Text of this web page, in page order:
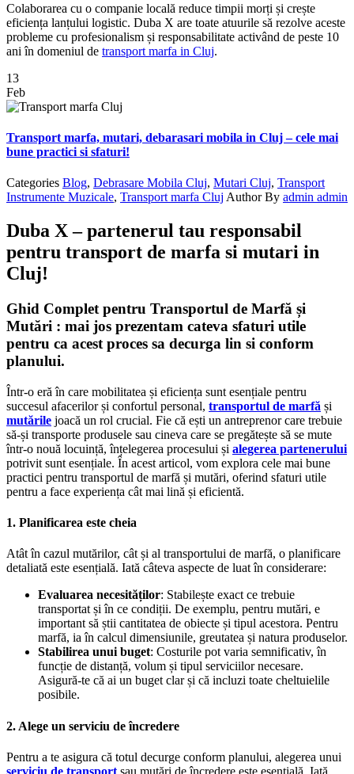
Colaborarea cu o companie locală reduce timpii morți și crește
eficiența lanțului logistic. Duba X are toate atuurile să rezolve aceste
probleme cu profesionalism și responsabilitate activând de peste 10
ani în domeniul de transport marfa in Cluj.
13
Feb
Transport marfa, mutari, debarasari mobila in Cluj – cele mai
bune practici si sfaturi!
Categories Blog, Debrasare Mobila Cluj, Mutari Cluj, Transport
Instrumente Muzicale, Transport marfa Cluj AuthorBy admin admin
Duba X – partenerul tau responsabil
pentru transport de marfa si mutari in
Cluj!
Ghid Complet pentru Transportul de Marfă și
Mutări : mai jos prezentam cateva sfaturi utile
pentru ca acest proces sa decurga lin si conform
planului.
Într-o eră în care mobilitatea și eficiența sunt esențiale pentru
succesul afacerilor și confortul personal, transportul de marfă și
mutările joacă un rol crucial. Fie că ești un antreprenor care trebuie
să-și transporte produsele sau cineva care se pregătește să se mute
într-o nouă locuință, înțelegerea procesului și alegerea partenerului
potrivit sunt esențiale. În acest articol, vom explora cele mai bune
practici pentru transportul de marfă și mutări, oferind sfaturi utile
pentru a face experiența cât mai lină și eficientă.
1. Planificarea este cheia
Atât în cazul mutărilor, cât și al transportului de marfă, o planificare
detaliată este esențială. Iată câteva aspecte de luat în considerare:
Evaluarea necesităților: Stabilește exact ce trebuie
transportat și în ce condiții. De exemplu, pentru mutări, e
important să știi cantitatea de obiecte și tipul acestora. Pentru
marfă, ia în calcul dimensiunile, greutatea și natura produselor.
Stabilirea unui buget: Costurile pot varia semnificativ, în
funcție de distanță, volum și tipul serviciilor necesare.
Asigură-te că ai un buget clar și că incluzi toate cheltuielile
posibile.
2. Alege un serviciu de încredere
Pentru a te asigura că totul decurge conform planului, alegerea unui
serviciu de transport sau mutări de încredere este esențială. Iată